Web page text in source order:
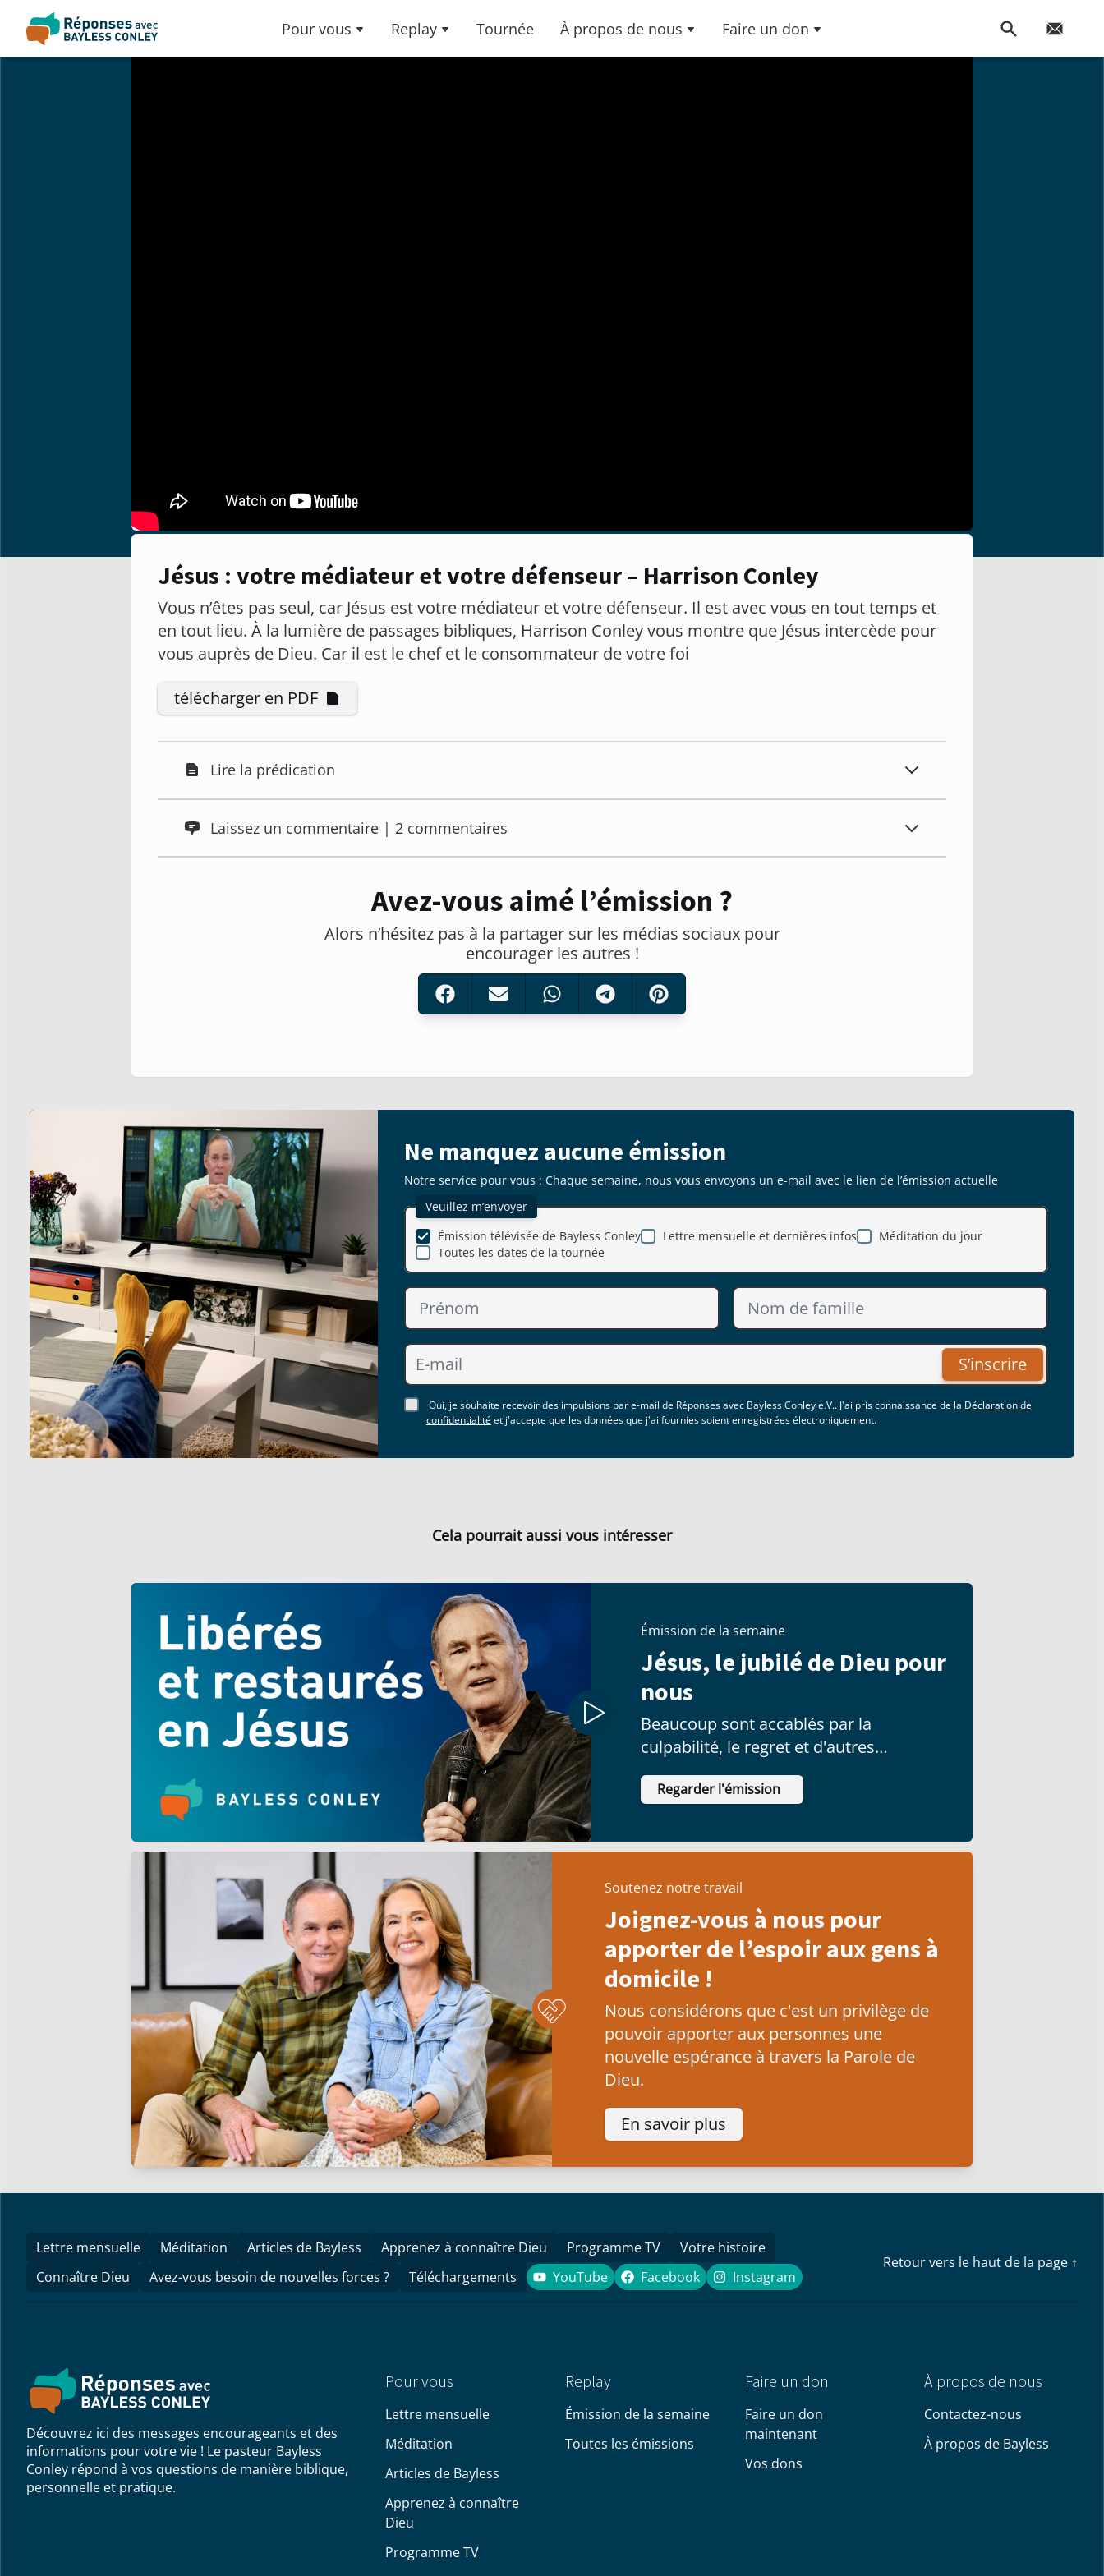
Pour vous Replay Tournée À propos de nous Faire un don
Jésus : votre médiateur et votre défenseur – Harrison Conley
Vous n’êtes pas seul, car Jésus est votre médiateur et votre défenseur. Il est avec vous en tout temps et
en tout lieu. À la lumière de passages bibliques, Harrison Conley vous montre que Jésus intercède pour
vous auprès de Dieu. Car il est le chef et le consommateur de votre foi
télécharger en PDF
Lire la prédication
Laissez un commentaire | 2 commentaires
Avez-vous aimé l’émission ?
Alors n’hésitez pas à la partager sur les médias sociaux pour
encourager les autres !
Ne manquez aucune émission
Notre service pour vous : Chaque semaine, nous vous envoyons un e-mail avec le lien de l’émission actuelle
Veuillez m’envoyer
Lettre mensuelle et dernières infos
Méditation du jour
Émission télévisée de Bayless Conley
Toutes les dates de la tournée
S’inscrire
Oui, je souhaite recevoir des impulsions par e-mail de Réponses avec Bayless Conley e.V.. J'ai pris connaissance de la Déclaration de
confidentialitéet j'accepte que les données que j'ai fournies soient enregistrées électroniquement.
Cela pourrait aussi vous intéresser
Émission de la semaine
Jésus, le jubilé de Dieu pour
nous
Beaucoup sont accablés par la
culpabilité, le regret et d'autres
forteresses qui affectent leur vie.
Regarder l'émission
Soutenez notre travail
Joignez-vous à nous pour
apporter de l’espoir aux gens à
domicile !
Nous considérons que c'est un privilège de
pouvoir apporter aux personnes une
nouvelle espérance à travers la Parole de
Dieu.
En savoir plus
Lettre mensuelle Méditation Articles de Bayless Apprenez à connaître Dieu Programme TV
Votre histoire
Connaître Dieu
Avez-vous besoin de nouvelles forces ? Téléchargements YouTube
YouTube Facebook
Facebook Instagram
Instagram
Retour vers le haut de la page ↑
Découvrez ici des messages encourageants et des
informations pour votre vie ! Le pasteur Bayless
Conley répond à vos questions de manière biblique,
personnelle et pratique.
Pour vous
Lettre mensuelle
Méditation
Articles de Bayless
Apprenez à connaître
Dieu
Programme TV
Replay
Émission de la semaine
Toutes les émissions
Faire un don
Faire un don
maintenant
Vos dons
À propos de nous
Contactez-nous
À propos de Bayless